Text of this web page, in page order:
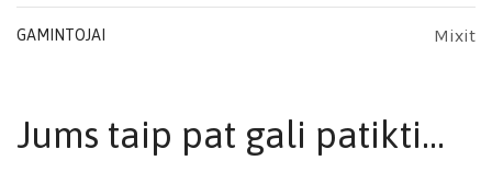
GAMINTOJAI Mixit
Jums taip pat gali patikti…